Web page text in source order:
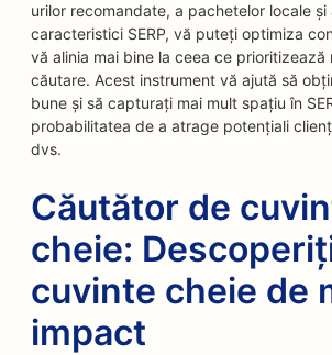
urilor recomandate, a pachetelor locale și
caracteristici SERP, vă puteți optimiza
vă alinia mai bine la ceea ce prioritizează
căutare. Acest instrument vă ajută să
bune și să capturați mai mult spațiu în
probabilitatea de a atrage potențiali
dvs.
Căutător de
cheie:
cuvinte cheie de
impact